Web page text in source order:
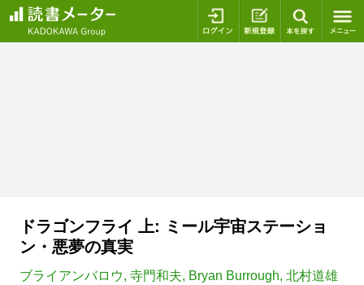
ログイン 新規登録
ドラゴンフライ 上: ミール宇宙ステーショ
ン・悪夢の真実
ブライアンバロウ, 寺門和夫, Bryan Burrough, 北村道雄